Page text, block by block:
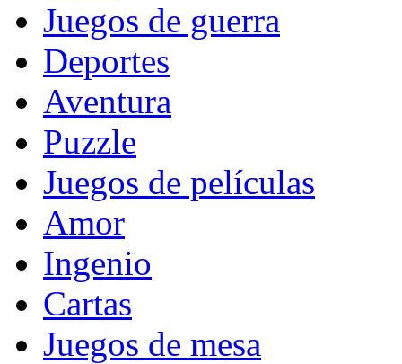
Juegos de guerra
Deportes
Aventura
Puzzle
Juegos de películas
Amor
Ingenio
Cartas
Juegos de mesa